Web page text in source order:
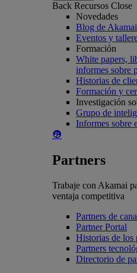
Back Recursos Close
Novedades
Blog de Akamai
Eventos y
Formación
White papers,
informes sobre
Historias de
Formación y
Investigación
Grupo de
Informes sobre
Partners
Trabaje con Akamai
ventaja competitiva
Partners de
Partner Portal
Historias de los
Partners
Directorio de